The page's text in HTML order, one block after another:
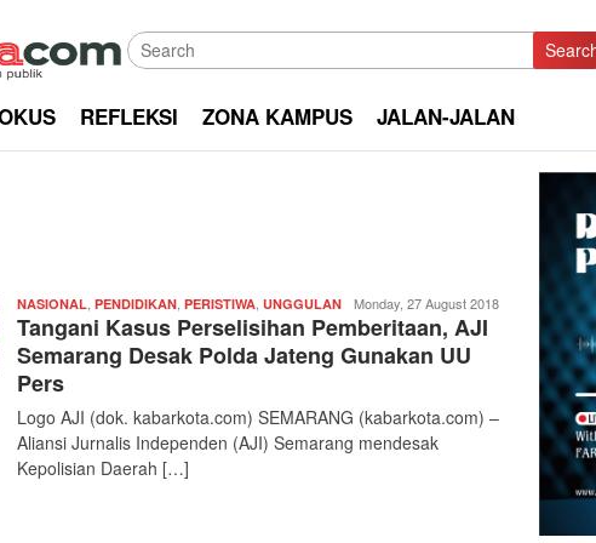
REFLEKSI ZONA KAMPUS JALAN-JALAN
NASIONAL PENDIDIKAN PERISTIWA UNGGULAN Redaksi
|
kabarkota
Monday, 27 August 2018
Tangani Kasus Perselisihan Pemberitaan, AJI
Semarang Desak Polda Jateng Gunakan UU
Pers
Logo AJI (dok. kabarkota.com) SEMARANG (kabarkota.com) –
Aliansi Jurnalis Independen (AJI) Semarang mendesak
Kepolisian Daerah […]